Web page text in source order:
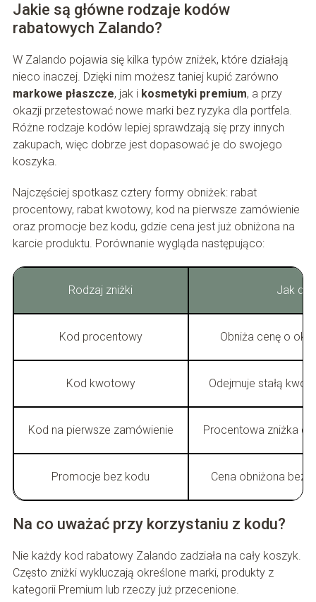
Jakie są główne rodzaje kodów
rabatowych Zalando?
W Zalando pojawia się kilka typów zniżek, które działają
nieco inaczej. Dzięki nim możesz taniej kupić zarówno
markowe płaszcze, jak i kosmetyki premium, a przy
okazji przetestować nowe marki bez ryzyka dla portfela.
Różne rodzaje kodów lepiej sprawdzają się przy innych
zakupach, więc dobrze jest dopasować je do swojego
koszyka.
Najczęściej spotkasz cztery formy obniżek: rabat
procentowy, rabat kwotowy, kod na pierwsze zamówienie
oraz promocje bez kodu, gdzie cena jest już obniżona na
karcie produktu. Porównanie wygląda następująco:
Rodzaj zniżki Jak
Kod procentowy Obniża cenę o
Kod kwotowy Odejmuje stałą
Kod na pierwsze zamówienie Procentowa zniżka
Promocje bez kodu Cena obniżona bez
Na co uważać przy korzystaniu z kodu?
Nie każdy kod rabatowy Zalando zadziała na cały koszyk.
Często zniżki wykluczają określone marki, produkty z
kategorii Premium lub rzeczy już przecenione.